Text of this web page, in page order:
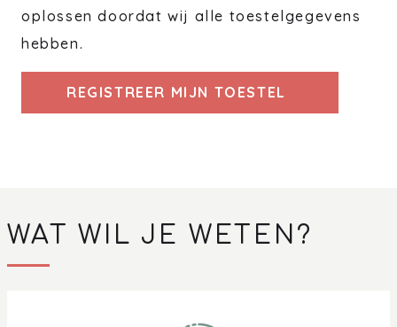
oplossen doordat wij alle toestelgegevens
hebben.
REGISTREER MIJN TOESTEL
WAT WIL JE WETEN?